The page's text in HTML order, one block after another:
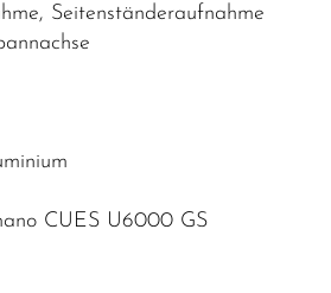
Seitenständeraufnahme
CUES U6000 GS